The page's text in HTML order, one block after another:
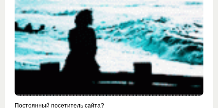
Постоянный посетитель сайта?